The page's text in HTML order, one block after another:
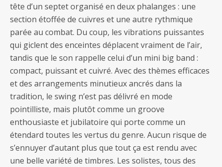
tête d’un septet organisé en deux phalanges : une
section étoffée de cuivres et une autre rythmique
parée au combat. Du coup, les vibrations puissantes
qui giclent des enceintes déplacent vraiment de l’air,
tandis que le son rappelle celui d’un mini big band :
compact, puissant et cuivré. Avec des thèmes efficaces
et des arrangements minutieux ancrés dans la
tradition, le swing n’est pas délivré en mode
pointilliste, mais plutôt comme un groove
enthousiaste et jubilatoire qui porte comme un
étendard toutes les vertus du genre. Aucun risque de
s’ennuyer d’autant plus que tout ça est rendu avec
une belle variété de timbres. Les solistes, tous des